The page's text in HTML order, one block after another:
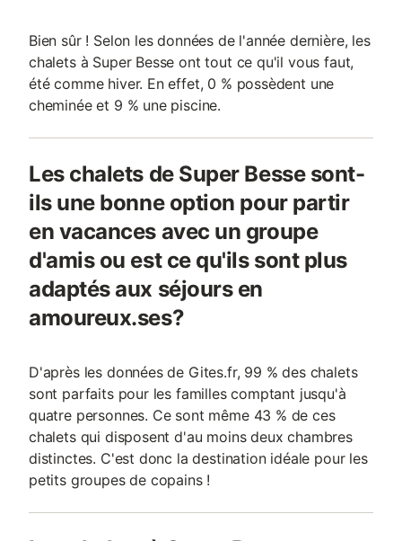
Bien sûr ! Selon les données de l'année dernière, les
chalets à Super Besse ont tout ce qu'il vous faut,
été comme hiver. En effet, 0 % possèdent une
cheminée et 9 % une piscine.
Les chalets de Super Besse sont-
ils une bonne option pour partir
en vacances avec un groupe
d'amis ou est ce qu'ils sont plus
adaptés aux séjours en
amoureux.ses?
D'après les données de Gites.fr, 99 % des chalets
sont parfaits pour les familles comptant jusqu'à
quatre personnes. Ce sont même 43 % de ces
chalets qui disposent d'au moins deux chambres
distinctes. C'est donc la destination idéale pour les
petits groupes de copains !